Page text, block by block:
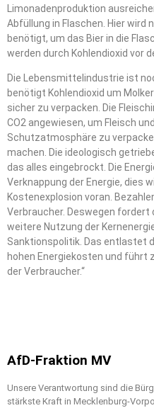
Limonadenproduktion
Abfüllung in Flaschen. Hier wird
benötigt, um das Bier in die
werden durch Kohlendioxid vor
Die Lebensmittelindustrie ist
benötigt Kohlendioxid um
sicher zu verpacken. Die
CO2 angewiesen, um Fleisch
Schutzatmosphäre zu
machen. Die ideologisch
das alles eingebrockt. Die
Verknappung der Energie, dies
Kostenexplosion voran.
Verbraucher. Deswegen fordert
weitere Nutzung der
Sanktionspolitik. Das entlastet
hohen Energiekosten und führt
der Verbraucher.“
AfD-Fraktion MV
Unsere Verantwortung sind die
stärkste Kraft in Mecklenburg-